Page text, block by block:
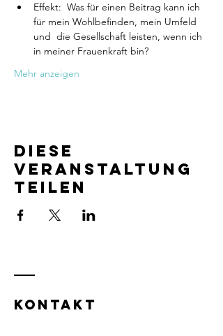
Effekt:  Was für einen Beitrag kann ich
für mein Wohlbefinden, mein Umfeld
und  die Gesellschaft leisten, wenn ich
in meiner Frauenkraft bin?
Mehr anzeigen
Diese
Veranstaltung
teilen
KONTAKT